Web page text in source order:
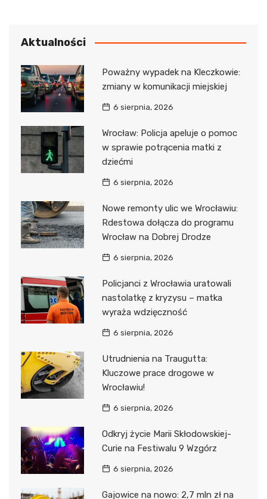
Aktualności
Poważny wypadek na Kleczkowie:
zmiany w komunikacji miejskiej
6 sierpnia, 2026
Wrocław: Policja apeluje o pomoc
w sprawie potrącenia matki z
dziećmi
6 sierpnia, 2026
Nowe remonty ulic we Wrocławiu:
Rdestowa dołącza do programu
Wrocław na Dobrej Drodze
6 sierpnia, 2026
Policjanci z Wrocławia uratowali
nastolatkę z kryzysu – matka
wyraża wdzięczność
6 sierpnia, 2026
Utrudnienia na Traugutta:
Kluczowe prace drogowe w
Wrocławiu!
6 sierpnia, 2026
Odkryj życie Marii Skłodowskiej-
Curie na Festiwalu 9 Wzgórz
6 sierpnia, 2026
Gajowice na nowo: 2,7 mln zł na